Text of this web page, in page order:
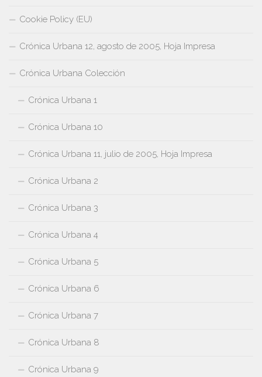
Cookie Policy (EU)
Crónica Urbana 12, agosto de 2005, Hoja Impresa
Crónica Urbana Colección
Crónica Urbana 1
Crónica Urbana 10
Crónica Urbana 11, julio de 2005, Hoja Impresa
Crónica Urbana 2
Crónica Urbana 3
Crónica Urbana 4
Crónica Urbana 5
Crónica Urbana 6
Crónica Urbana 7
Crónica Urbana 8
Crónica Urbana 9